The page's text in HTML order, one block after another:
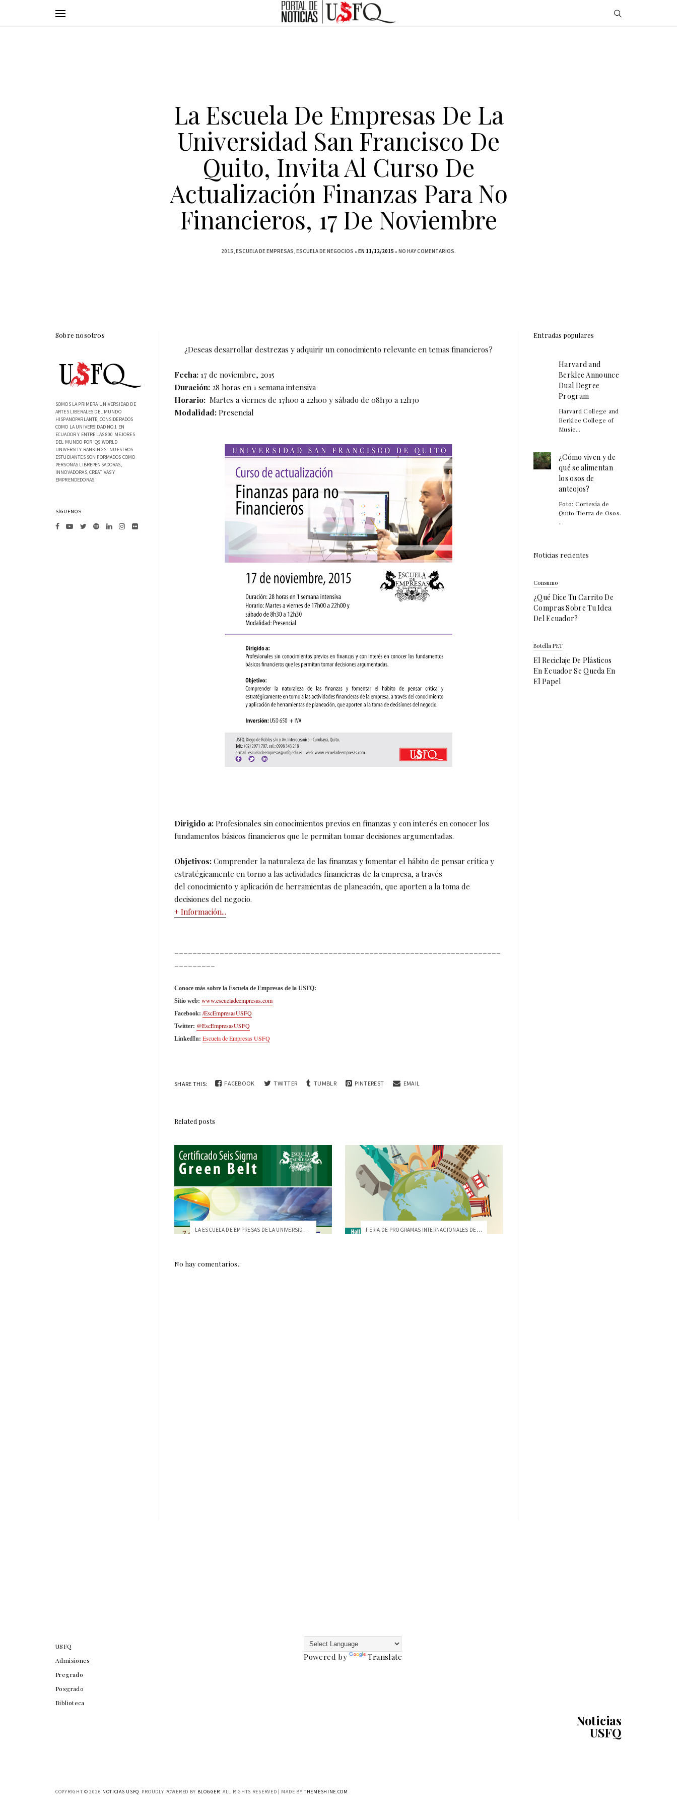
La Escuela De Empresas De La
Universidad San Francisco De
Quito, Invita Al Curso De
Actualización Finanzas Para No
Financieros, 17 De Noviembre
2015 ESCUELA DE EMPRESAS ESCUELA DE NEGOCIOS EN 11/12/2015 NO HAY COMENTARIOS.
¿Deseas desarrollar destrezas y adquirir un conocimiento relevante en temas financieros?
Fecha: 17 de noviembre, 2015
Duración: 28 horas en 1 semana intensiva
Horario: Martes a viernes de 17h00 a 22h00 y sábado de 08h30 a 12h30
Modalidad: Presencial
Dirigido a: Profesionales sin conocimientos previos en finanzas y con interés en conocer los
fundamentos básicos financieros que le permitan tomar decisiones argumentadas.
Objetivos: Comprender la naturaleza de las finanzas y fomentar el hábito de pensar crítica y
estratégicamente en torno a las actividades financieras de la empresa, a través
del conocimiento y aplicación de herramientas de planeación, que aporten a la toma de
decisiones del negocio.
+ Información...
Conoce más sobre la Escuela de Empresas de la USFQ:
Sitio web: www.escueladeempresas.com
Facebook: /EscEmpresasUSFQ
Twitter: @EscEmpresasUSFQ
LinkedIn: Escuela de Empresas USFQ
SHARE THIS: FACEBOOK TWITTER TUMBLR PINTEREST EMAIL
Related posts
LA ESCUELA DE EMPRESAS DE LA UNIVERSIDAD... FERIA DE PROGRAMAS INTERNACIONALES DE IN...
No hay comentarios.:
Sobre nosotros
SOMOS LA PRIMERA UNIVERSIDAD DE
ARTES LIBERALES DEL MUNDO
HISPANOPARLANTE, CONSIDERADOS
COMO LA UNIVERSIDAD NO.1 EN
ECUADOR Y ENTRE LAS 800 MEJORES
DEL MUNDO POR 'QS WORLD
UNIVERSITY RANKINGS'. NUESTROS
ESTUDIANTES SON FORMADOS COMO
PERSONAS LIBREPENSADORAS,
INNOVADORAS, CREATIVAS Y
EMPRENDEDORAS.
SÍGUENOS
Entradas populares
Harvard and
Berklee Announce
Dual Degree
Program
Harvard College and
Berklee College of
Music...
¿Cómo viven y de
qué se alimentan
los osos de
anteojos?
Foto: Cortesía de
Quito Tierra de Osos.
...
Noticias recientes
Consumo
¿Qué Dice Tu Carrito De
Compras Sobre Tu Idea
Del Ecuador?
Botella PET
El Reciclaje De Plásticos
En Ecuador Se Queda En
El Papel
USFQ
Admisiones
Pregrado
Posgrado
Biblioteca
Powered by Translate
Noticias
USFQ
COPYRIGHT ©2026 NOTICIAS USFQ. PROUDLY POWERED BY BLOGGER. ALL RIGHTS RESERVED | MADE BYTHEMESHINE.COM